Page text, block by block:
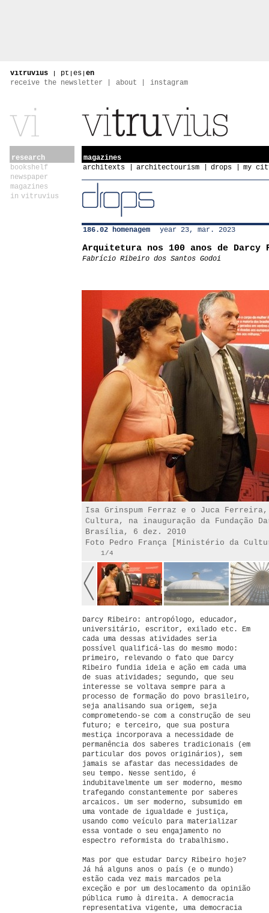
vitruvius | pt | es | en
receive the newsletter
about instagram
research
bookshelf
newspaper
magazines
in vitruvius
magazines
architexts
architectourism drops my
186.02 homenagem year 23, mar. 2023
Arquitetura nos 100 anos de Darcy
Fabrício Ribeiro dos Santos Godoi
Isa Grinspum Ferraz e o Juca
Cultura, na inauguração da Fundação
Brasília, 6 dez. 2010
Foto Pedro França [Ministério da
1/4
Darcy Ribeiro: antropólogo, educador,
universitário, escritor, exilado etc. Em
cada uma dessas atividades seria
possível qualificá-las do mesmo modo:
primeiro, relevando o fato que Darcy
Ribeiro fundia ideia e ação em cada uma
de suas atividades; segundo, que seu
interesse se voltava sempre para a
processo de formação do povo brasileiro,
seja analisando sua origem, seja
comprometendo-se com a construção de seu
futuro; e terceiro, que sua postura
mestiça incorporava a necessidade de
permanência dos saberes tradicionais (em
particular dos povos originários), sem
jamais se afastar das necessidades de
seu tempo. Nesse sentido, é
indubitavelmente um ser moderno, mesmo
trafegando constantemente por saberes
arcaicos. Um ser moderno, subsumido em
uma vontade de igualdade e justiça,
usando como veículo para materializar
essa vontade o seu engajamento no
espectro reformista do trabalhismo.
Mas por que estudar Darcy Ribeiro hoje?
Já há alguns anos o país (e o mundo)
estão cada vez mais marcados pela
exceção e por um deslocamento da opinião
pública rumo à direita. A democracia
representativa vigente, uma democracia